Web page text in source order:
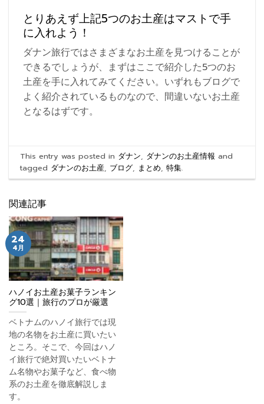
とりあえず上記5つのお土産はマストで手
に入れよう！
ダナン旅行ではさまざまなお土産を見つけることが
できるでしょうが、まずはここで紹介した5つのお
土産を手に入れてみてください。いずれもブログで
よく紹介されているものなので、間違いないお土産
となるはずです。
This entry was posted in ダナン, ダナンのお土産情報 and
tagged ダナンのお土産, ブログ, まとめ,特集.
関連記事
ハノイお土産お菓子ランキン
グ10選｜旅行のプロが厳選
ベトナムのハノイ旅行では現
地の名物をお土産に買いたい
ところ。そこで、今回はハノ
イ旅行で絶対買いたいベトナ
ム名物やお菓子など、食べ物
系のお土産を徹底解説しま
す。
24
4月